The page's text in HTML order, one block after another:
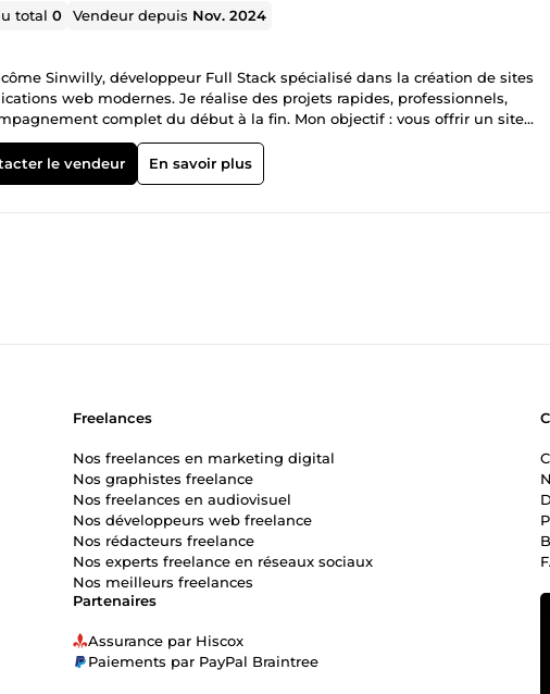
total0 Vendeur depuis Nov. 2024
Sinwilly, développeur Full Stack spécialisé dans la création de sites
web modernes. Je réalise des projets rapides, professionnels,
complet du début à la fin. Mon objectif : vous offrir un site
en clients. Disponible, sérieux et passionné, je suis prêt à donner vie à
le vendeur En savoir plus
Partenaires
Assurance par Hiscox
Paiements par PayPal Braintree
Freelances
Nos freelances en marketing digital
Nos graphistes freelance
Nos freelances en audiovisuel
Nos développeurs web freelance
Nos rédacteurs freelance
Nos experts freelance en réseaux sociaux
Nos meilleurs freelances